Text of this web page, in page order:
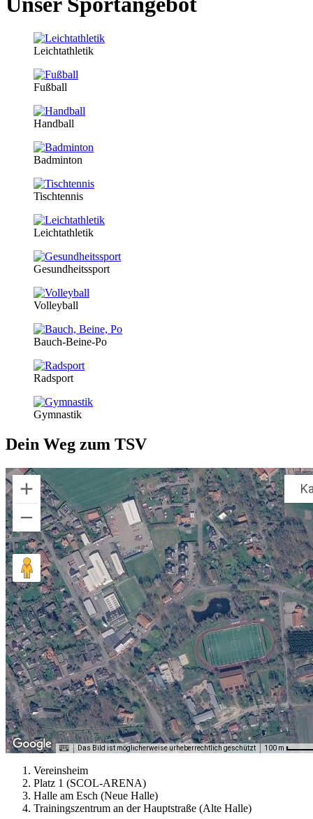
Leichtathletik
Fußball
Handball
Badminton
Tischtennis
Leichtathletik
Gesundheitssport
Volleyball
Bauch-Beine-Po
Radsport
Gymnastik
Dein Weg zum TSV
Das Bild ist möglicherweise urheberrechtlich geschützt 100 m
Vereinsheim
Platz 1 (SCOL-ARENA)
Halle am Esch (Neue Halle)
Trainingszentrum an der Hauptstraße (Alte Halle)